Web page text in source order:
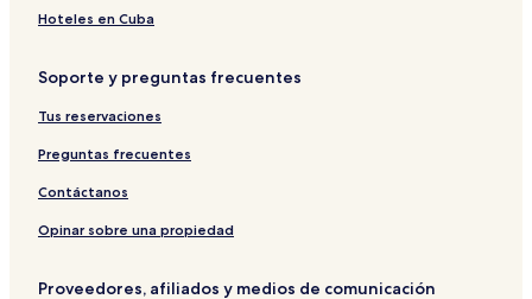
Hoteles en Cuba
Soporte y preguntas frecuentes
Tus reservaciones
Preguntas frecuentes
Contáctanos
Opinar sobre una propiedad
Proveedores, afiliados y medios de comunicación